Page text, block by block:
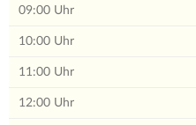
09:00 Uhr
10:00 Uhr
11:00 Uhr
12:00 Uhr